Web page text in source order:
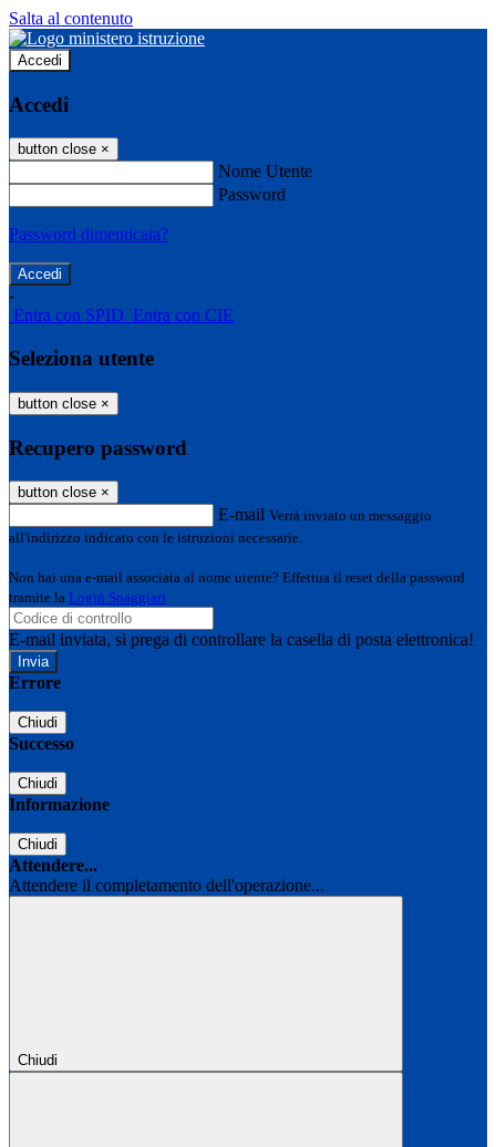
Salta al contenuto
Accedi
Accedi
button close ×
Nome Utente
Password
Password dimenticata?
-
Entra con SPID Entra con CIE
Seleziona utente
button close ×
Recupero password
button close ×
E-mail Verrà inviato un messaggio
all'indirizzo indicato con le istruzioni necessarie.
Non hai una e-mail associata al nome utente? Effettua il reset della password
tramite la Login Spaggiari
E-mail inviata, si prega di controllare la casella di posta elettronica!
Errore
Chiudi
Successo
Chiudi
Informazione
Chiudi
Attendere...
Attendere il completamento dell'operazione...
Chiudi